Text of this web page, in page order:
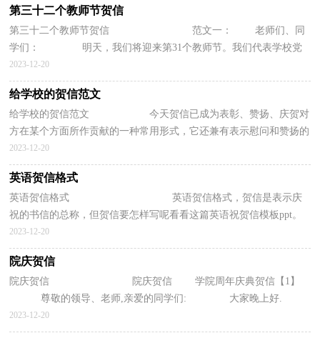
第三十二个教师节贺信
第三十二个教师节贺信 范文一： 老师们、同
学们： 明天，我们将迎来第31个教师节。我们代表学校党
委、行政向辛勤耕耘的全体教职员工，向为教育事业奉献全...
2023-12-20
给学校的贺信范文
给学校的贺信范文 今天贺信已成为表彰、赞扬、庆贺对
方在某个方面所作贡献的一种常用形式，它还兼有表示慰问和赞扬的
功能。下面小编为大家带来了给学校...
2023-12-20
英语贺信格式
英语贺信格式 英语贺信格式，贺信是表示庆
祝的书信的总称，但贺信要怎样写呢看看这篇英语祝贺信模板ppt。
为了让大家在写贺信时不能出错，以下应届毕业...
2023-12-20
院庆贺信
院庆贺信 院庆贺信 学院周年庆典贺信【1】
尊敬的领导、老师,亲爱的同学们: 大家晚上好.
我很高兴今天能站在这里和大家一起度过这么美好...
2023-12-20